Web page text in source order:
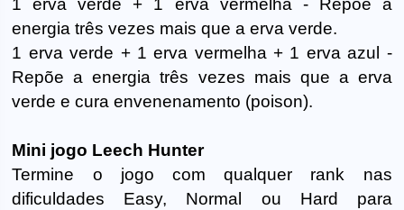
1 erva verde + 1 erva vermelha - Repõe a
energia três vezes mais que a erva verde.
1 erva verde + 1 erva vermelha + 1 erva azul -
Repõe a energia três vezes mais que a erva
verde e cura envenenamento (poison).
Mini jogo Leech Hunter
Termine o jogo com qualquer rank nas
dificuldades Easy, Normal ou Hard para